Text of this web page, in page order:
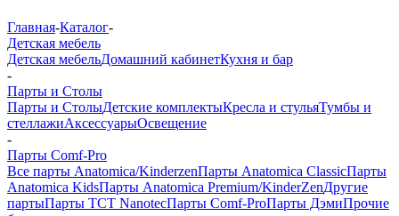
Главная-Каталог-
Детская мебель
Детская мебельДомашний кабинетКухня и бар
-
Парты и Столы
Парты и СтолыДетские комплектыКресла и стульяТумбы и
стеллажиАксессуарыОсвещение
-
Парты Comf-Pro
Все парты Anatomica/KinderzenПарты Anatomica ClassicПарты
Anatomica KidsПарты Anatomica Premium/KinderZenДругие
партыПарты TCT NanotecПарты Comf-ProПарты ДэмиПрочие